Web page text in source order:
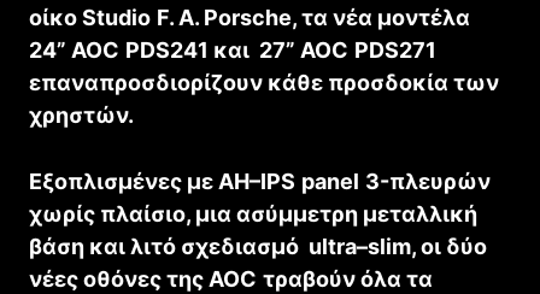
οίκοStudio F.A. Porsche, τα νέα μοντέλα
24” AOC PDS241 και 27” AOC PDS271
επαναπροσδιορίζουν κάθε προσδοκία των
χρηστών.
Εξοπλισμένες μεAH–IPS panel 3-πλευρών
χωρίς πλαίσιο, μια ασύμμετρη μεταλλική
βάση και λιτό σχεδιασμό ultra–slim, οι δύο
νέες οθόνες τηςAOC τραβούν όλα τα